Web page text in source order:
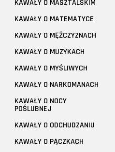
KAWAŁY O MASZTALSKIM
KAWAŁY O MATEMATYCE
KAWAŁY O MĘŻCZYZNACH
KAWAŁY O MUZYKACH
KAWAŁY O MYŚLIWYCH
KAWAŁY O NARKOMANACH
KAWAŁY O NOCY
POŚLUBNEJ
KAWAŁY O ODCHUDZANIU
KAWAŁY O PĄCZKACH